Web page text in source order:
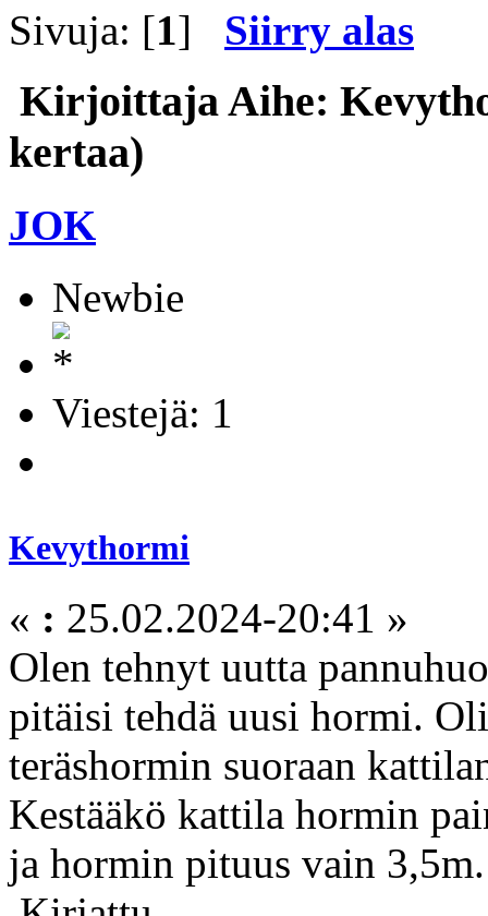
Sivuja: [1] Siirry alas
KirjoittajaAihe:
kertaa)
JOK
Newbie
Viestejä: 1
Kevythormi
« : 25.02.2024-20:41 »
Olen tehnyt uutta
pitäisi tehdä uusi hormi.
teräshormin suoraan
Kestääkö kattila hormin
ja hormin pituus vain